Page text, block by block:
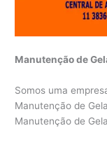
Manutenção de
Somos uma
Manutenção de
Manutenção de